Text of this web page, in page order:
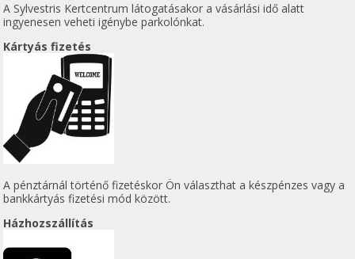
A Sylvestris Kertcentrum látogatásakor a vásárlási idő alatt
ingyenesen veheti igénybe parkolónkat.
Kártyás fizetés
A pénztárnál történő fizetéskor Ön választhat a készpénzes vagy a
bankkártyás fizetési mód között.
Házhozszállítás